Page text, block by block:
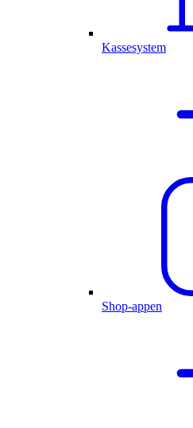
Kassesystem
Shop-appen